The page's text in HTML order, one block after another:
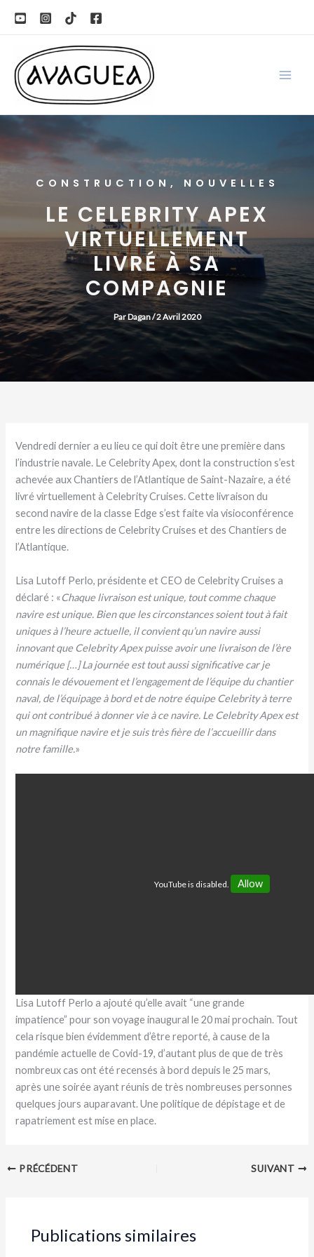
CONSTRUCTION , NOUVELLES
LE CELEBRITY APEX
VIRTUELLEMENT
LIVRÉ À SA
COMPAGNIE
ParDagan/2 Avril 2020
Vendredi dernier a eu lieu ce qui doit être une première dans
l’industrie navale. Le Celebrity Apex, dont la construction s’est
achevée aux Chantiers de l’Atlantique de Saint-Nazaire, a été
livré virtuellement à Celebrity Cruises. Cette livraison du
second navire de la classe Edge s’est faite via visioconférence
entre les directions de Celebrity Cruises et des Chantiers de
l’Atlantique.
Lisa Lutoff Perlo, présidente et CEO de Celebrity Cruises a
déclaré : «Chaque livraison est unique, tout comme chaque
navire est unique. Bien que les circonstances soient tout à fait
uniques à l’heure actuelle, il convient qu’un navire aussi
innovant que Celebrity Apex puisse avoir une livraison de l’ère
numérique […] La journée est tout aussi significative car je
connais le dévouement et l’engagement de l’équipe du chantier
naval, de l’équipage à bord et de notre équipe Celebrity à terre
qui ont contribué à donner vie à ce navire. Le Celebrity Apex est
un magnifique navire et je suis très fière de l’accueillir dans
notre famille.»
YouTube is disabled. Allow
Lisa Lutoff Perlo a ajouté qu’elle avait “une grande
impatience” pour son voyage inaugural le 20 mai prochain. Tout
cela risque bien évidemment d’être reporté, à cause de la
pandémie actuelle de Covid-19, d’autant plus de que de très
nombreux cas ont été recensés à bord depuis le 25 mars,
après une soirée ayant réunis de très nombreuses personnes
quelques jours auparavant. Une politique de dépistage et de
rapatriement est mise en place.
PRÉCÉDENT SUIVANT
Publications similaires